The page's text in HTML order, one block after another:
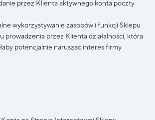
przez Klienta aktywnego konta poczty
wykorzystywanie zasobów i funkcji Sklepu
prowadzenia przez Klienta działalności, która
potencjalnie naruszać interes firmy